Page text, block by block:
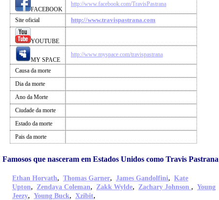
FACEBOOK
http://www.facebook.com/TravisPastrana
Site oficial http://www.travispastrana.com
YOUTUBE
MY SPACE
http://www.myspace.com/travispastrana
Causa da morte
Dia da morte
Ano da Morte
Ciudade da morte
Estado da morte
Pais da morte
Famosos que nasceram em Estados Unidos como Travis Pastrana
Ethan Horvath, Thomas Garner, James Gandolfini, Kate
Upton, Zendaya Coleman, Zakk Wylde, Zachary Johnson , Young
Jeezy, Young Buck, Xzibit,